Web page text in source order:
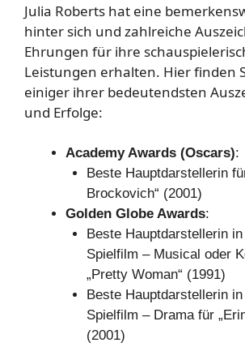
Julia Roberts hat eine
hinter sich und zahlreiche
Ehrungen für ihre
Leistungen erhalten. Hier finden
einiger ihrer bedeutendsten
und Erfolge:
Academy Awards (Oscars):
Beste Hauptdarstellerin
Brockovich“ (2001)
Golden Globe Awards:
Beste Hauptdarstellerin
Spielfilm – Musical oder
„Pretty Woman“ (1991)
Beste Hauptdarstellerin
Spielfilm – Drama für
(2001)